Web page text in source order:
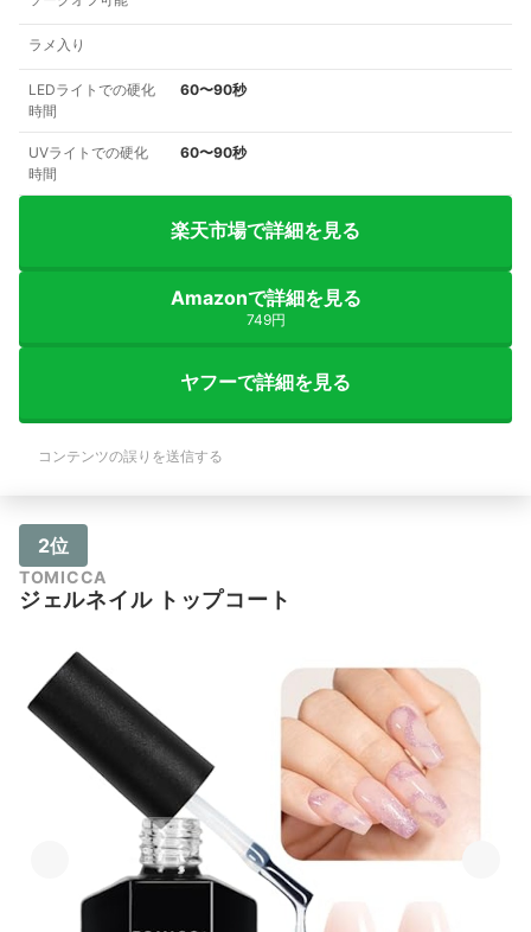
ラメ入り
LEDライトでの硬化
時間
60〜90秒
UVライトでの硬化
時間
60〜90秒
楽天市場で詳細を見る
Amazonで詳細を見る
749円
ヤフーで詳細を見る
コンテンツの誤りを送信する
2位
TOMICCA
ジェルネイル トップコート